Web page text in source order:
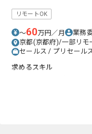
リモートOK
〜60万円／月 業務
京都(京都府)/一部リモ
セールス / プリセール
求めるスキル